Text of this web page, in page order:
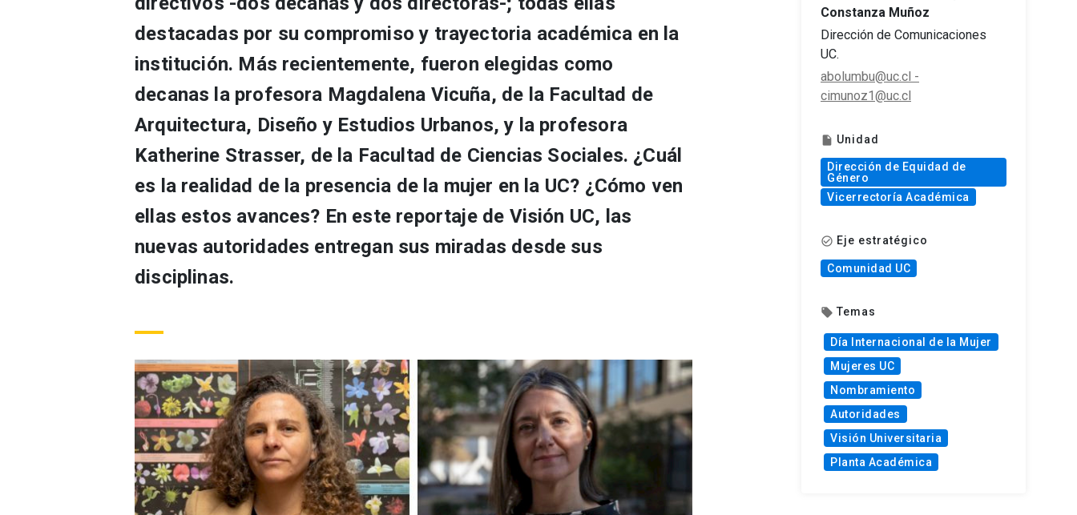
destacadas por su compromiso y trayectoria académica en la
institución. Más recientemente, fueron elegidas como
decanas la profesora Magdalena Vicuña, de la Facultad de
Arquitectura, Diseño y Estudios Urbanos, y la profesora
Katherine Strasser, de la Facultad de Ciencias Sociales. ¿Cuál
es la realidad de la presencia de la mujer en la UC? ¿Cómo ven
ellas estos avances? En este reportaje de Visión UC, las
nuevas autoridades entregan sus miradas desde sus
disciplinas.
Constanza Muñoz
Dirección de Comunicaciones
UC.
abolumbu@uc.cl -
cimunoz1@uc.cl
insert_drive_file Unidad
Dirección de Equidad de
Género
Vicerrectoría Académica
check_circle_outline Eje estratégico
Comunidad UC
local_offer Temas
Día Internacional de la Mujer
Mujeres UC
Nombramiento
Autoridades
Visión Universitaria
Planta Académica